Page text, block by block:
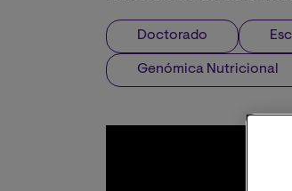
Doctorado
Genómica Nutricional